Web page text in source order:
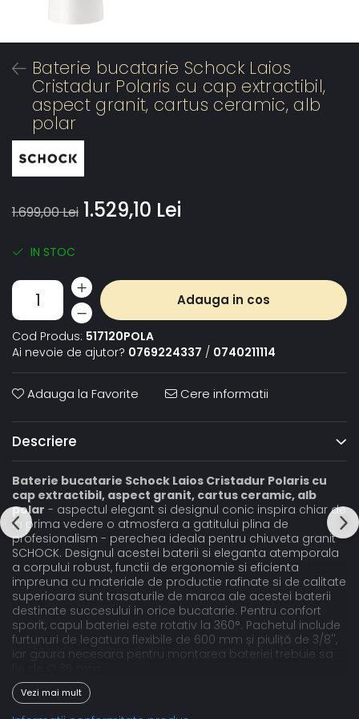
Baterie bucatarie Schock Laios
Cristadur Polaris cu cap extractibil,
aspect granit, cartus ceramic, alb
polar
1.699,00 Lei 1.529,10 Lei
IN STOC
Adauga in cos
Cod Produs: 517120POLA
Ai nevoie de ajutor? 0769224337 / 0740211114
Adauga la Favorite Cere informatii
Descriere
Baterie bucatarie Schock Laios Cristadur Polaris cu
cap extractibil, aspect granit, cartus ceramic, alb
polar - aspectul elegant si designul conic inspira chiar de
la prima vedere o atmosfera a gatitului plina de
profesionalism - perechea ideala pentru chiuveta granit
SCHOCK. Designul acestei baterii si eleganta atemporala
a corpului robust, functii de ergonomie si eficienta
impreuna cu materiale de productie rafinate si de calitate
superioara sunt trasaturile de marca ale acestei baterii
destinate succesului in orice bucatarie. Pentru confort
sporit, capul bateriei este rotativ la 360°. Pachetul include
furtunuri de legatura flexibile de 600 mm și piuliță de 3/8'',
iar gaura necesara pentru montarea bateriei trebuie sa
Polaris: Ati admirat vreodata albul stralucitor al zapezilor
de munte, acel alb mai curat si mai intens decat orice
Vezi mai mult